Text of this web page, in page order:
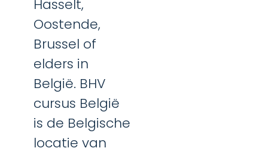
Hasselt,
Oostende,
Brussel of
elders in
België. BHV
cursus België
is de Belgische
locatie van